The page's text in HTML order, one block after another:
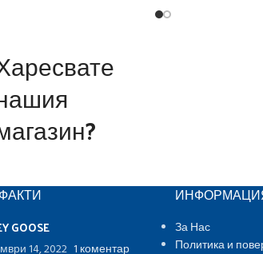
GOOSE
14, 2022 1 коментар
За Нас
Политика и